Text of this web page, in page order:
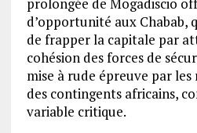
prolongée de Mogadiscio
d’opportunité aux Chabab,
de frapper la capitale par
cohésion des forces de
mise à rude épreuve par
des contingents africains,
variable critique.